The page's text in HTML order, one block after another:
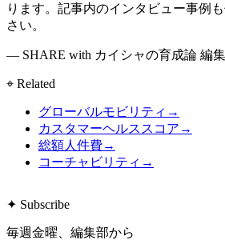
ります。記事内のインタビュー事例
さい。
— SHARE with カイシャの育成論 編
⌖ Related
グローバルモビリティ →
カスタマーヘルススコア →
総額人件費→
コーチャビリティ →
✦ Subscribe
毎週金曜、編集部から